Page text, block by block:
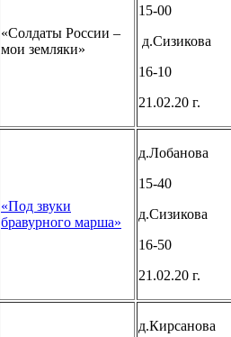
«Солдаты России –
мои земляки»
15-00
д.Сизикова
16-10
21.02.20 г.
«Под звуки
бравурного марша»
д.Лобанова
15-40
д.Сизикова
16-50
21.02.20 г.
д.Кирсанова